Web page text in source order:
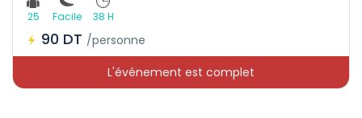
25 Facile 38 H
90 DT /personne
L'événement est complet